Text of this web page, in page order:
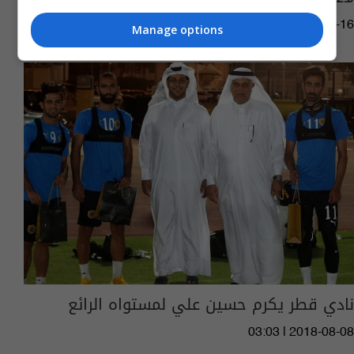
02:47 | 2021-06-16
نادي قطر يكرم حسين علي لمستواه الرائع
03:03 | 2018-08-08
Manage options